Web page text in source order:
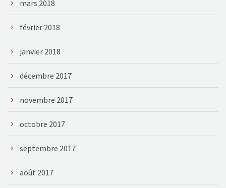
mars 2018
février 2018
janvier 2018
décembre 2017
novembre 2017
octobre 2017
septembre 2017
août 2017